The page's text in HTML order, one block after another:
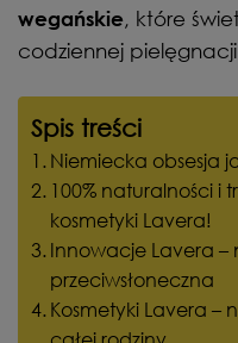
wegańskie, które
codziennej
Spis treści
Niemiecka obsesja
100% naturalności i
kosmetyki Lavera!
Innowacje Lavera
przeciwsłoneczna
Kosmetyki Lavera